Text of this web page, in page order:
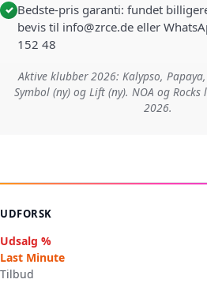
✓ Bedste-pris garanti: fundet
bevis til info@zrce.de eller
152 48
Aktive klubber 2026: Kalypso,
Symbol (ny) og Lift (ny). NOA og
2026.
UDFORSK
Udsalg %
Last Minute
Tilbud